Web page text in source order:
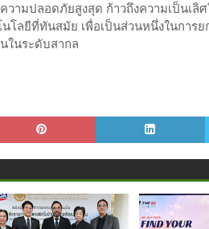
มปลอดภัยสูงสุด ก้าวถึงความเป็นเลิ
ลยีที่ทันสมัย เพื่อเป็นส่วนหนึ่งในการ
ในระดับสากล